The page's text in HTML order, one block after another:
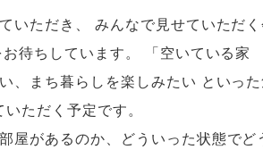
いただき、 みんなで見せていただく
待ちしています。 「空いている家
、まち暮らしを楽しみたい といった
ただく予定です。
屋があるのか、どういった状態でど